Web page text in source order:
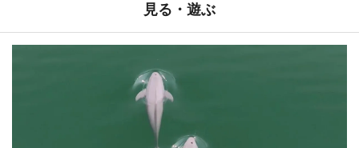
見る・遊ぶ